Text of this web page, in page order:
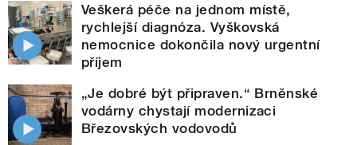
Veškerá péče na jednom místě,
rychlejší diagnóza. Vyškovská
nemocnice dokončila nový urgentní
příjem
„Je dobré být připraven.“ Brněnské
vodárny chystají modernizaci
Březovských vodovodů